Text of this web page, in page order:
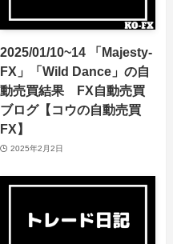
2025/01/10~14 「Majesty-
FX」「Wild Dance」の自
動売買結果 FX自動売買
ブログ【コウの自動売買
FX】
2025年2月2日